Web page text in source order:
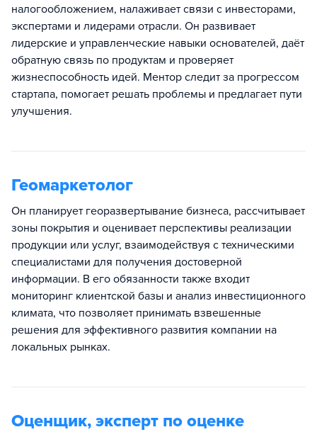
налогообложением, налаживает связи с инвесторами,
экспертами и лидерами отрасли. Он развивает
лидерские и управленческие навыки основателей, даёт
обратную связь по продуктам и проверяет
жизнеспособность идей. Ментор следит за прогрессом
стартапа, помогает решать проблемы и предлагает пути
улучшения.
Геомаркетолог
Он планирует георазвертывание бизнеса, рассчитывает
зоны покрытия и оценивает перспективы реализации
продукции или услуг, взаимодействуя с техническими
специалистами для получения достоверной
информации. В его обязанности также входит
мониторинг клиентской базы и анализ инвестиционного
климата, что позволяет принимать взвешенные
решения для эффективного развития компании на
локальных рынках.
Оценщик, эксперт по оценке